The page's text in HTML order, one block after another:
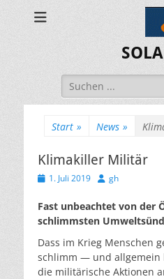
Suchen
nach:
Start » News »
Klimakiller Militär
Veröffentlicht
1. Juli 2019 Autor
gh
Fast unbeachtet von der
schlimmsten
Dass im Krieg Menschen
schlimm — und allgemein
die militärische Aktionen